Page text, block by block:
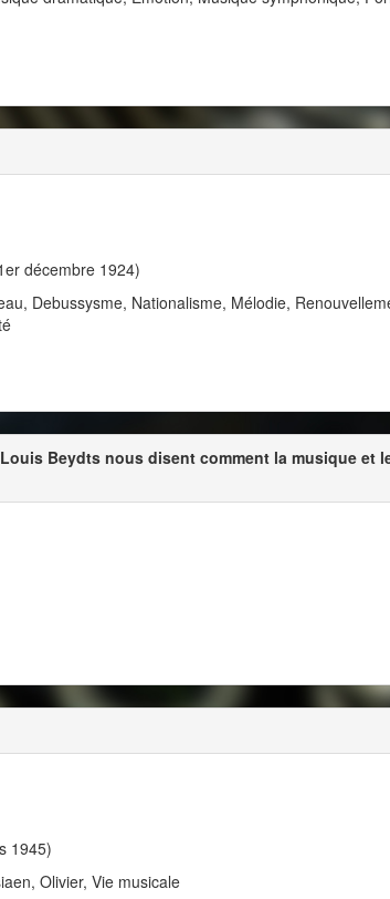
décembre 1924)
Debussysme, Nationalisme, Mélodie,
Beydts nous disent comment la musique et
1945)
Olivier, Vie musicale